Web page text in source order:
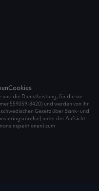
die Dienstleistung, für die sie
559059-8420) und werden von ihr
Gesetz über Bank- und
unter der Aufsicht
zum
Cookies